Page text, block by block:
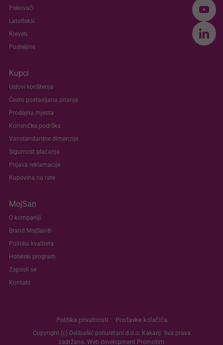
Pokrivači
Latofleksi
Kreveti
Posteljine
Kupci
Uslovi korištenja
Često postavljana pitanja
Prodajna mjesta
Korisnička podrška
Vanstandardne dimenzije
Sigurnost plaćanja
Prijava reklamacije
Kupovina na rate
MojSan
O kompaniji
Brand MojSan®
Politika kvaliteta
Hotelski program
Zaposli se
Kontakt
Politika privatnosti Postavke kolačića
Copyright (c) Delibašić poliuretani d.o.o. Kakanj. Sva prava
zadržana. Web development Promotim